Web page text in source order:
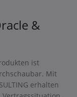
&
ist
Mit
erhalten